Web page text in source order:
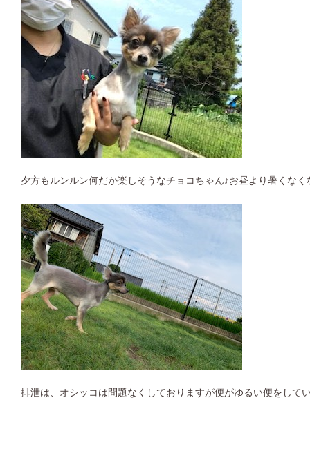
夕方もルンルン何だか楽しそうなチョコちゃん♪お昼より暑くな
排泄は、オシッコは問題なくしておりますが便がゆるい便をして